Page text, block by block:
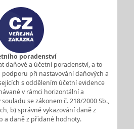
poradenství
daňové a účetní poradenství, a to
při nastavování daňových a
s oddělením účetní evidence
v rámci horizontální a
se zákonem č. 218/2000 Sb.,
b) správné vykazování daně z
a daně z přidané hodnoty.